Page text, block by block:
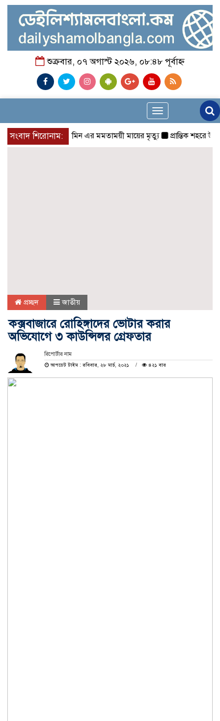
শুক্রবার, ০৭ অগাস্ট ২০২৬, ০৮:৪৮ পূর্বাহ্ন
Toggle
navigation
সংবাদ শিরোনাম:
সদস্য মোঃ রুহুল আমিন এর মমতাময়ী মায়ের মৃত্যু প্রান্তিক শহরে উন্নত
প্রচ্ছদ জাতীয়
কক্সবাজারে রোহিঙ্গাদের ভোটার করার
অভিযোগে ৩ কাউন্সিলর গ্রেফতার
রিপোর্টার নাম
আপডেট টাইম : রবিবার, ২৮ মার্চ, ২০২১
৪২১ বার